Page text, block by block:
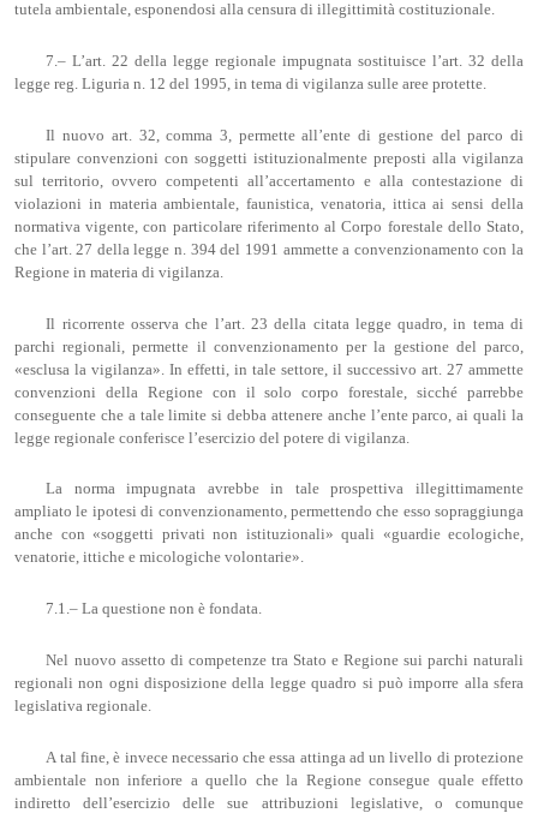
tutela ambientale, esponendosi alla censura di illegittimità costituzionale.
7.– L’art. 22 della legge regionale impugnata sostituisce l’art. 32 della
legge reg. Liguria n. 12 del 1995, in tema di vigilanza sulle aree protette.
Il nuovo art. 32, comma 3, permette all’ente di gestione del parco di
stipulare convenzioni con soggetti istituzionalmente preposti alla vigilanza
sul territorio, ovvero competenti all’accertamento e alla contestazione di
violazioni in materia ambientale, faunistica, venatoria, ittica ai sensi della
normativa vigente, con particolare riferimento al Corpo forestale dello Stato,
che l’art. 27 della legge n. 394 del 1991 ammette a convenzionamento con la
Regione in materia di vigilanza.
Il ricorrente osserva che l’art. 23 della citata legge quadro, in tema di
parchi regionali, permette il convenzionamento per la gestione del parco,
«esclusa la vigilanza». In effetti, in tale settore, il successivo art. 27 ammette
convenzioni della Regione con il solo corpo forestale, sicché parrebbe
conseguente che a tale limite si debba attenere anche l’ente parco, ai quali la
legge regionale conferisce l’esercizio del potere di vigilanza.
La norma impugnata avrebbe in tale prospettiva illegittimamente
ampliato le ipotesi di convenzionamento, permettendo che esso sopraggiunga
anche con «soggetti privati non istituzionali» quali «guardie ecologiche,
venatorie, ittiche e micologiche volontarie».
7.1.– La questione non è fondata.
Nel nuovo assetto di competenze tra Stato e Regione sui parchi naturali
regionali non ogni disposizione della legge quadro si può imporre alla sfera
legislativa regionale.
A tal fine, è invece necessario che essa attinga ad un livello di protezione
ambientale non inferiore a quello che la Regione consegue quale effetto
indiretto dell’esercizio delle sue attribuzioni legislative, o comunque